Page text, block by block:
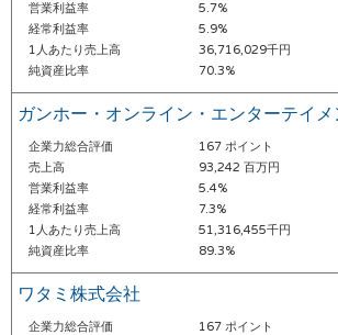
営業利益率
5.7%
経常利益率
5.9%
1人あたり売上高
36,716,029千円
純資産比率
70.3%
ガンホー・オンライン・エンターテイ
企業力総合評価
167 ポイント
売上高
93,242 百万円
営業利益率
5.4%
経常利益率
7.3%
1人あたり売上高
51,316,455千円
純資産比率
89.3%
ワタミ株式会社
企業力総合評価
167 ポイント